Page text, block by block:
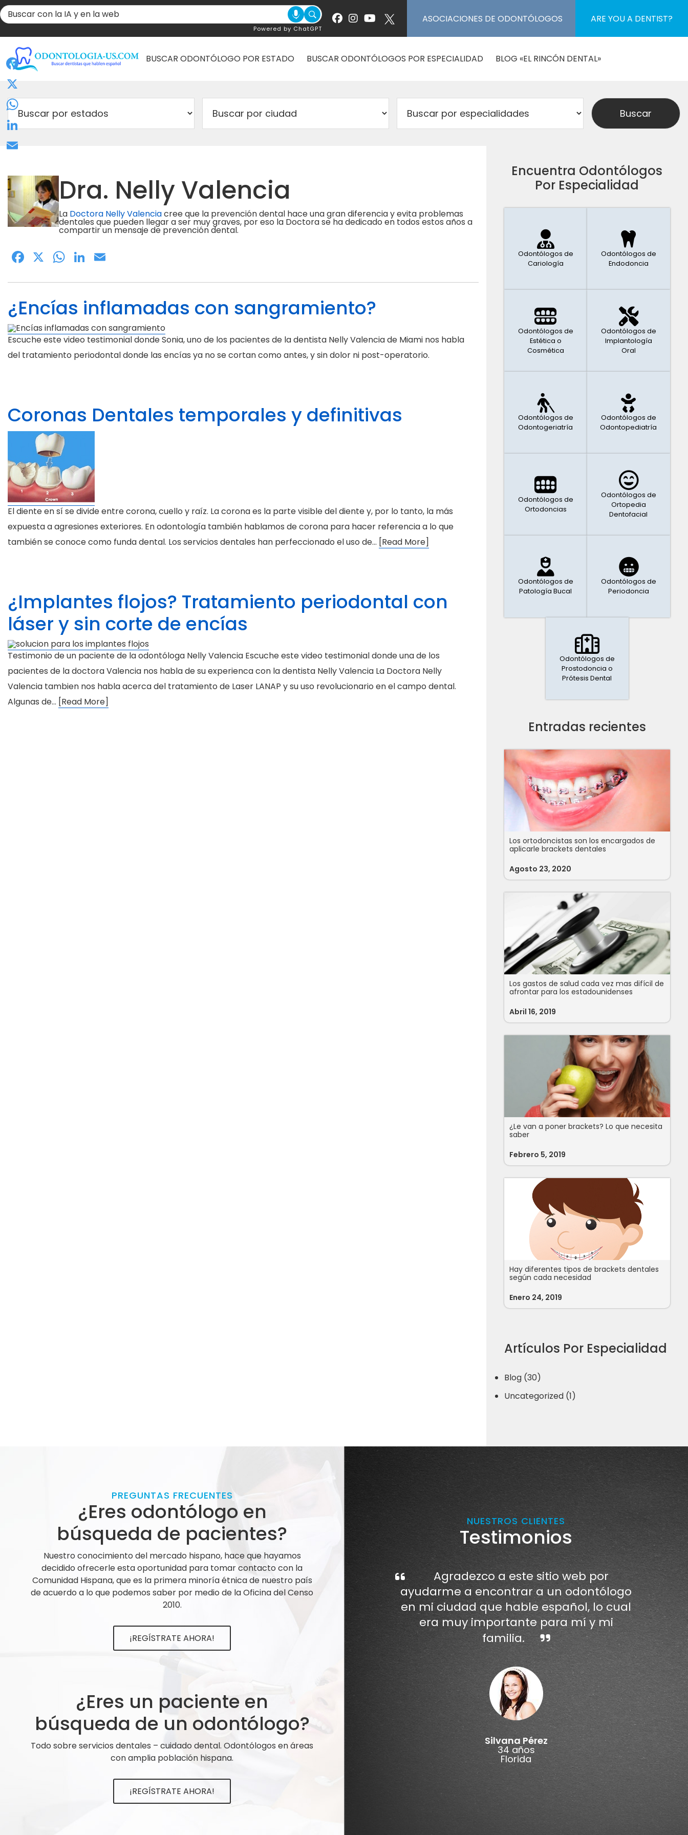
Powered by ChatGPT
ASOCIACIONES DE ODONTÓLOGOS ARE YOU A DENTIST?
BUSCAR ODONTÓLOGO POR ESTADO BUSCAR ODONTÓLOGOS POR ESPECIALIDAD BLOG «EL RINCÓN DENTAL»
Dra. Nelly Valencia
La Doctora Nelly Valenciacree que la prevención dental hace una gran diferencia y evita problemas
dentales que pueden llegar a ser muy graves, por eso la Doctora se ha dedicado en todos estos años a
compartir un mensaje de prevención dental.
Facebook
X WhatsApp
LinkedIn
¿Encías inflamadas con sangramiento?
Escuche este video testimonial donde Sonia, uno de los pacientes de la dentista Nelly Valencia de Miami nos habla
del tratamiento periodontal donde las encías ya no se cortan como antes, y sin dolor ni post-operatorio.
Coronas Dentales temporales y definitivas
El diente en sí se divide entre corona, cuello y raíz. La corona es la parte visible del diente y, por lo tanto, la más
expuesta a agresiones exteriores. En odontología también hablamos de corona para hacer referencia a lo que
también se conoce como funda dental. Los servicios dentales han perfeccionado el uso de… [Read More]
¿Implantes flojos? Tratamiento periodontal con
láser y sin corte de encías
Testimonio de un paciente de la odontóloga Nelly Valencia Escuche este video testimonial donde una de los
pacientes de la doctora Valencia nos habla de su experienca con la dentista Nelly Valencia La Doctora Nelly
Valencia tambien nos habla acerca del tratamiento de Laser LANAP y su uso revolucionario en el campo dental.
Algunas de… [Read More]
Encuentra Odontólogos
Por Especialidad
Odontólogos de
Cariología
Odontólogos de
Endodoncia
Odontólogos de
Estética o
Cosmética
Odontólogos de
Implantología
Oral
Odontólogos de
Odontogeriatría
Odontólogos de
Odontopediatría
Odontólogos de
Ortodoncias
Odontólogos de
Ortopedia
Dentofacial
Odontólogos de
Patología Bucal
Odontólogos de
Periodoncia
Odontólogos de
Prostodoncia o
Prótesis Dental
Entradas recientes
Los ortodoncistas son los encargados de
aplicarle brackets dentales
Agosto 23, 2020
Los gastos de salud cada vez mas difícil de
afrontar para los estadounidenses
Abril 16, 2019
¿Le van a poner brackets? Lo que necesita
saber
Febrero 5, 2019
Hay diferentes tipos de brackets dentales
según cada necesidad
Enero 24, 2019
Artículos Por Especialidad
Blog (30)
Uncategorized (1)
PREGUNTAS FRECUENTES
¿Eres odontólogo en
búsqueda de pacientes?
Nuestro conocimiento del mercado hispano, hace que hayamos
decidido ofrecerle esta oportunidad para tomar contacto con la
Comunidad Hispana, que es la primera minoría étnica de nuestro país
de acuerdo a lo que podemos saber por medio de la Oficina del Censo
2010.
¡REGÍSTRATE AHORA!
¿Eres un paciente en
búsqueda de un odontólogo?
Todo sobre servicios dentales – cuidado dental. Odontólogos en áreas
con amplia población hispana.
¡REGÍSTRATE AHORA!
NUESTROS CLIENTES
Testimonios
Agradezco a este sitio web por
ayudarme a encontrar a un odontólogo
en mi ciudad que hable español, lo cual
era muy importante para mí y mi
familia.
Silvana Pérez
34 años
Florida
Facebook
X
WhatsApp
LinkedIn